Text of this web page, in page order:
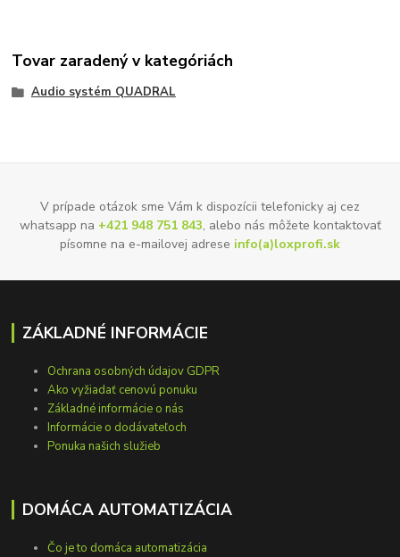
Tovar zaradený v kategóriách
Audio systém QUADRAL
V prípade otázok sme Vám k dispozícii telefonicky aj cez
whatsapp na +421 948 751 843, alebo nás môžete kontaktovať
písomne na e-mailovej adrese info(a)loxprofi.sk
ZÁKLADNÉ INFORMÁCIE
Ochrana osobných údajov GDPR
Ako vyžiadať cenovú ponuku
Základné informácie o nás
Informácie o dodávateľoch
Ponuka našich služieb
DOMÁCA AUTOMATIZÁCIA
Čo je to domáca automatizácia